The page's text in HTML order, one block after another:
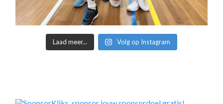
Laad meer... Volg op Instagram